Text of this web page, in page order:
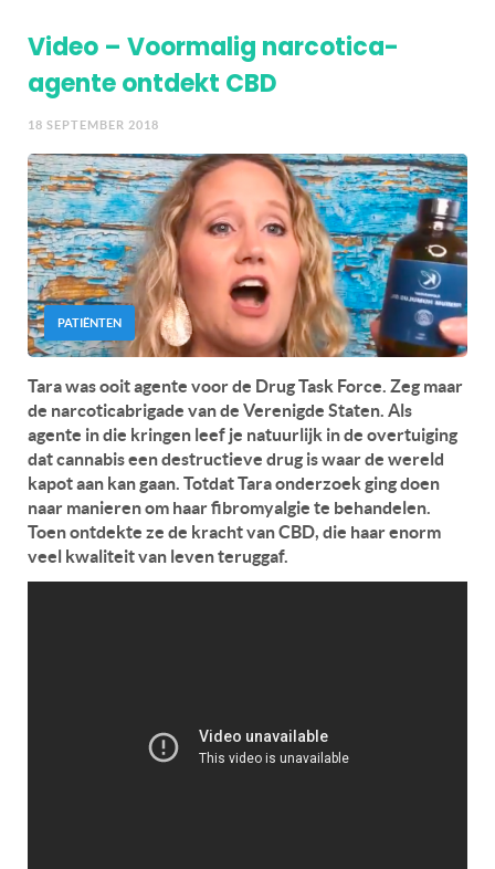
Video – Voormalig narcotica-
agente ontdekt CBD
18 SEPTEMBER 2018
PATIËNTEN
Tara was ooit agente voor de Drug Task Force. Zeg maar
de narcoticabrigade van de Verenigde Staten. Als
agente in die kringen leef je natuurlijk in de overtuiging
dat cannabis een destructieve drug is waar de wereld
kapot aan kan gaan. Totdat Tara onderzoek ging doen
naar manieren om haar fibromyalgie te behandelen.
Toen ontdekte ze de kracht van CBD, die haar enorm
veel kwaliteit van leven teruggaf.